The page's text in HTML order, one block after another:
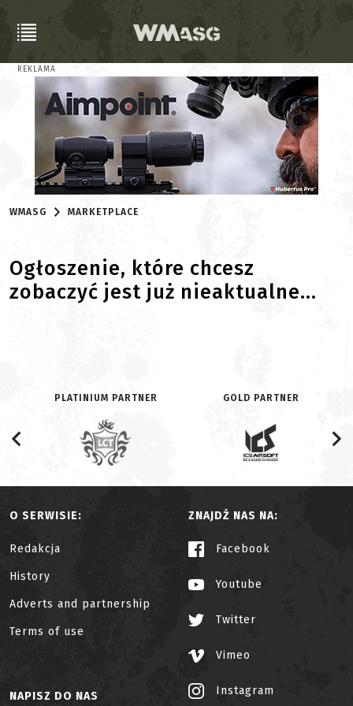
REKLAMA
WMASG MARKETPLACE
Ogłoszenie, które chcesz
zobaczyć jest już nieaktualne...
PLATINIUM PARTNER GOLD PARTNER
O SERWISIE:
Redakcja
History
Adverts and partnership
Terms of use
ZNAJDŹ NAS NA:
Facebook
Youtube
Twitter
Vimeo
Instagram
NAPISZ DO NAS